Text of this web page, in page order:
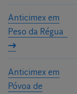
Anticimex em
Peso da Régua
Anticimex em
Póvoa de